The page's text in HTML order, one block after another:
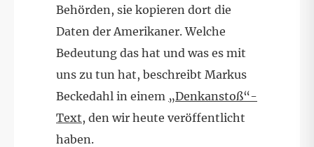
Behörden, sie kopieren dort die
Daten der Amerikaner. Welche
Bedeutung das hat und was es mit
uns zu tun hat, beschreibt Markus
Beckedahl in einem „Denkanstoß“-
Text, den wir heute veröffentlicht
haben.